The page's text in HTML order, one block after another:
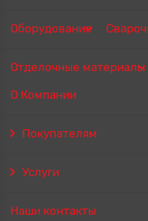
Оборудование
Отделочные материалы
О Компании
Покупателям
Услуги
Наши контакты